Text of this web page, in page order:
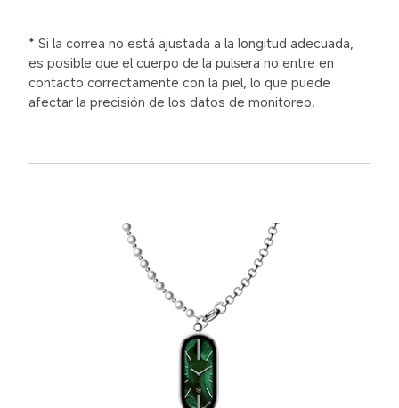
* Si la correa no está ajustada a la longitud adecuada,
es posible que el cuerpo de la pulsera no entre en
contacto correctamente con la piel, lo que puede
afectar la precisión de los datos de monitoreo.